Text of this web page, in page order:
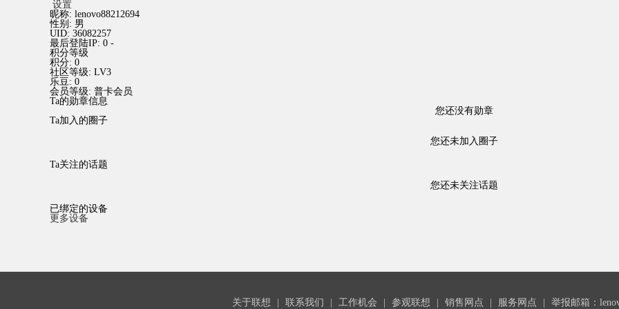
设置
昵称: lenovo88212694
性别: 男
UID: 36082257
最后登陆IP: 0 -
积分等级
积分: 0
社区等级: LV3
乐豆: 0
会员等级: 普卡会员
Ta的勋章信息
您还没有勋章
Ta加入的圈子
您还未加入圈子
Ta关注的话题
您还未关注话题
已绑定的设备
更多设备
关于联想 联系我们 工作机会 参观联想 销售网点 服务网点 举报邮箱：